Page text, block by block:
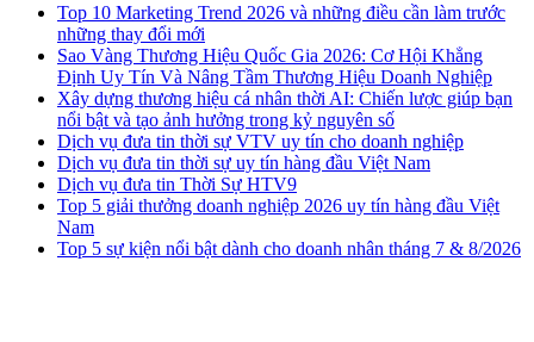
Top 10 Marketing Trend 2026 và những điều cần làm trước
những thay đổi mới
Sao Vàng Thương Hiệu Quốc Gia 2026: Cơ Hội Khẳng
Định Uy Tín Và Nâng Tầm Thương Hiệu Doanh Nghiệp
Xây dựng thương hiệu cá nhân thời AI: Chiến lược giúp bạn
nổi bật và tạo ảnh hưởng trong kỷ nguyên số
Dịch vụ đưa tin thời sự VTV uy tín cho doanh nghiệp
Dịch vụ đưa tin thời sự uy tín hàng đầu Việt Nam
Dịch vụ đưa tin Thời Sự HTV9
Top 5 giải thưởng doanh nghiệp 2026 uy tín hàng đầu Việt
Nam
Top 5 sự kiện nổi bật dành cho doanh nhân tháng 7 & 8/2026